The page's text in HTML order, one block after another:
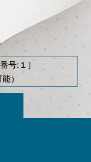
号:１］
）